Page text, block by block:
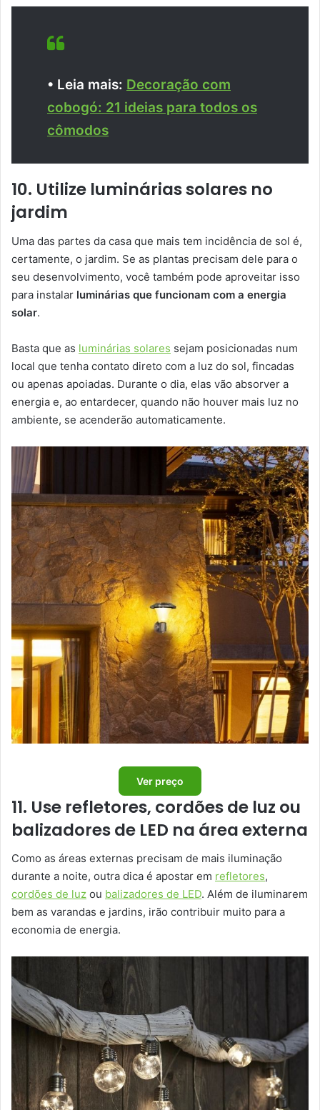
• Leia mais: Decoração com
cobogó: 21 ideias para todos os
cômodos
10. Utilize luminárias solares no
jardim
Uma das partes da casa que mais tem incidência de sol é,
certamente, o jardim. Se as plantas precisam dele para o
seu desenvolvimento, você também pode aproveitar isso
para instalar luminárias que funcionam com a energia
solar.
Basta que as luminárias solares sejam posicionadas num
local que tenha contato direto com a luz do sol, fincadas
ou apenas apoiadas. Durante o dia, elas vão absorver a
energia e, ao entardecer, quando não houver mais luz no
ambiente, se acenderão automaticamente.
Ver preço
11. Use refletores, cordões de luz ou
balizadores de LED na área externa
Como as áreas externas precisam de mais iluminação
durante a noite, outra dica é apostar em refletores,
cordões de luz ou balizadores de LED. Além de iluminarem
bem as varandas e jardins, irão contribuir muito para a
economia de energia.